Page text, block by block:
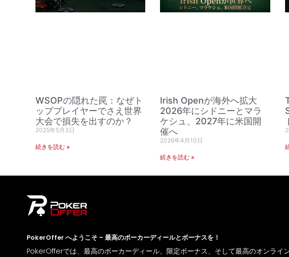
WSOPの隠れた罠：なぜト
ッププレイヤーでさえ世界
大会で損失を出すのか？
2025年5月3日
続きを読む »
Irish Openが海外へ拡大
2026年にシドニーとマラ
ケシュ、2027年に米国開
催へ
2026年4月10日
続きを読む »
PokerOffer へようこそ – 最高のポーカーディールとボーナスを！
PokerOfferでは、最高のポーカーディール、限定ボーナス、そして最高のオンライ